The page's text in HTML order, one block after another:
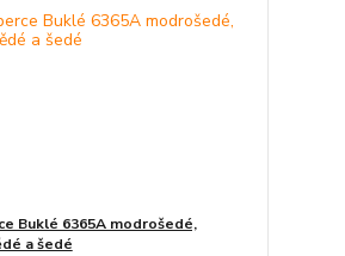
Buklé 6365A modrošedé,
a šedé